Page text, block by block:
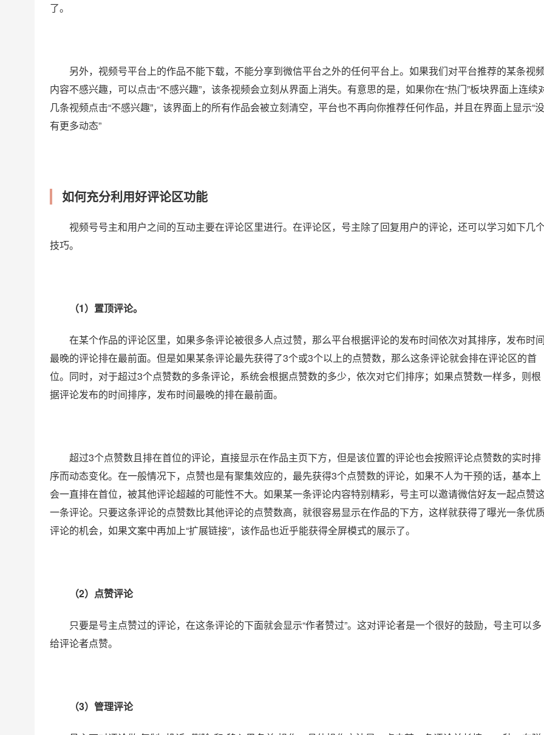
了。
另外，视频号平台上的作品不能下载，不能分享到微信平台之外的任何平台上。如果我们对平台推荐的某条视
内容不感兴趣，可以点击“不感兴趣”，该条视频会立刻从界面上消失。有意思的是，如果你在“热门”板块界面上连续
几条视频点击“不感兴趣”，该界面上的所有作品会被立刻清空，平台也不再向你推荐任何作品，并且在界面上显示“没
有更多动态”
如何充分利用好评论区功能
视频号号主和用户之间的互动主要在评论区里进行。在评论区，号主除了回复用户的评论，还可以学习如下几
技巧。
（1）置顶评论。
在某个作品的评论区里，如果多条评论被很多人点过赞，那么平台根据评论的发布时间依次对其排序，发布时
最晚的评论排在最前面。但是如果某条评论最先获得了3个或3个以上的点赞数，那么这条评论就会排在评论区的首
位。同时，对于超过3个点赞数的多条评论，系统会根据点赞数的多少，依次对它们排序；如果点赞数一样多，则根
据评论发布的时间排序，发布时间最晚的排在最前面。
超过3个点赞数且排在首位的评论，直接显示在作品主页下方，但是该位置的评论也会按照评论点赞数的实时排
序而动态变化。在一般情况下，点赞也是有聚集效应的，最先获得3个点赞数的评论，如果不人为干预的话，基本上
会一直排在首位，被其他评论超越的可能性不大。如果某一条评论内容特别精彩，号主可以邀请微信好友一起点赞
一条评论。只要这条评论的点赞数比其他评论的点赞数高，就很容易显示在作品的下方，这样就获得了曝光一条优
评论的机会，如果文案中再加上“扩展链接”，该作品也近乎能获得全屏模式的展示了。
（2）点赞评论
只要是号主点赞过的评论，在这条评论的下面就会显示“作者赞过”。这对评论者是一个很好的鼓励，号主可以多
给评论者点赞。
（3）管理评论